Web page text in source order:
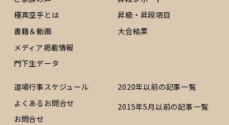
極真空手とは
書籍＆動画
メディア掲載情報
門下生データ
昇級・昇段項目
大会結果
道場行事スケジュール
よくあるお問合せ
お問合せ
2020年以前の記事一覧
2015年5月以前の記事一覧